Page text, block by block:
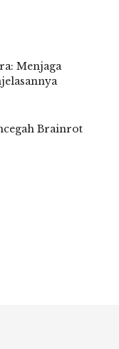
Menjaga
Brainrot